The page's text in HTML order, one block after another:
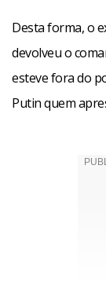
Desta forma, o
devolveu o
esteve fora do
Putin quem